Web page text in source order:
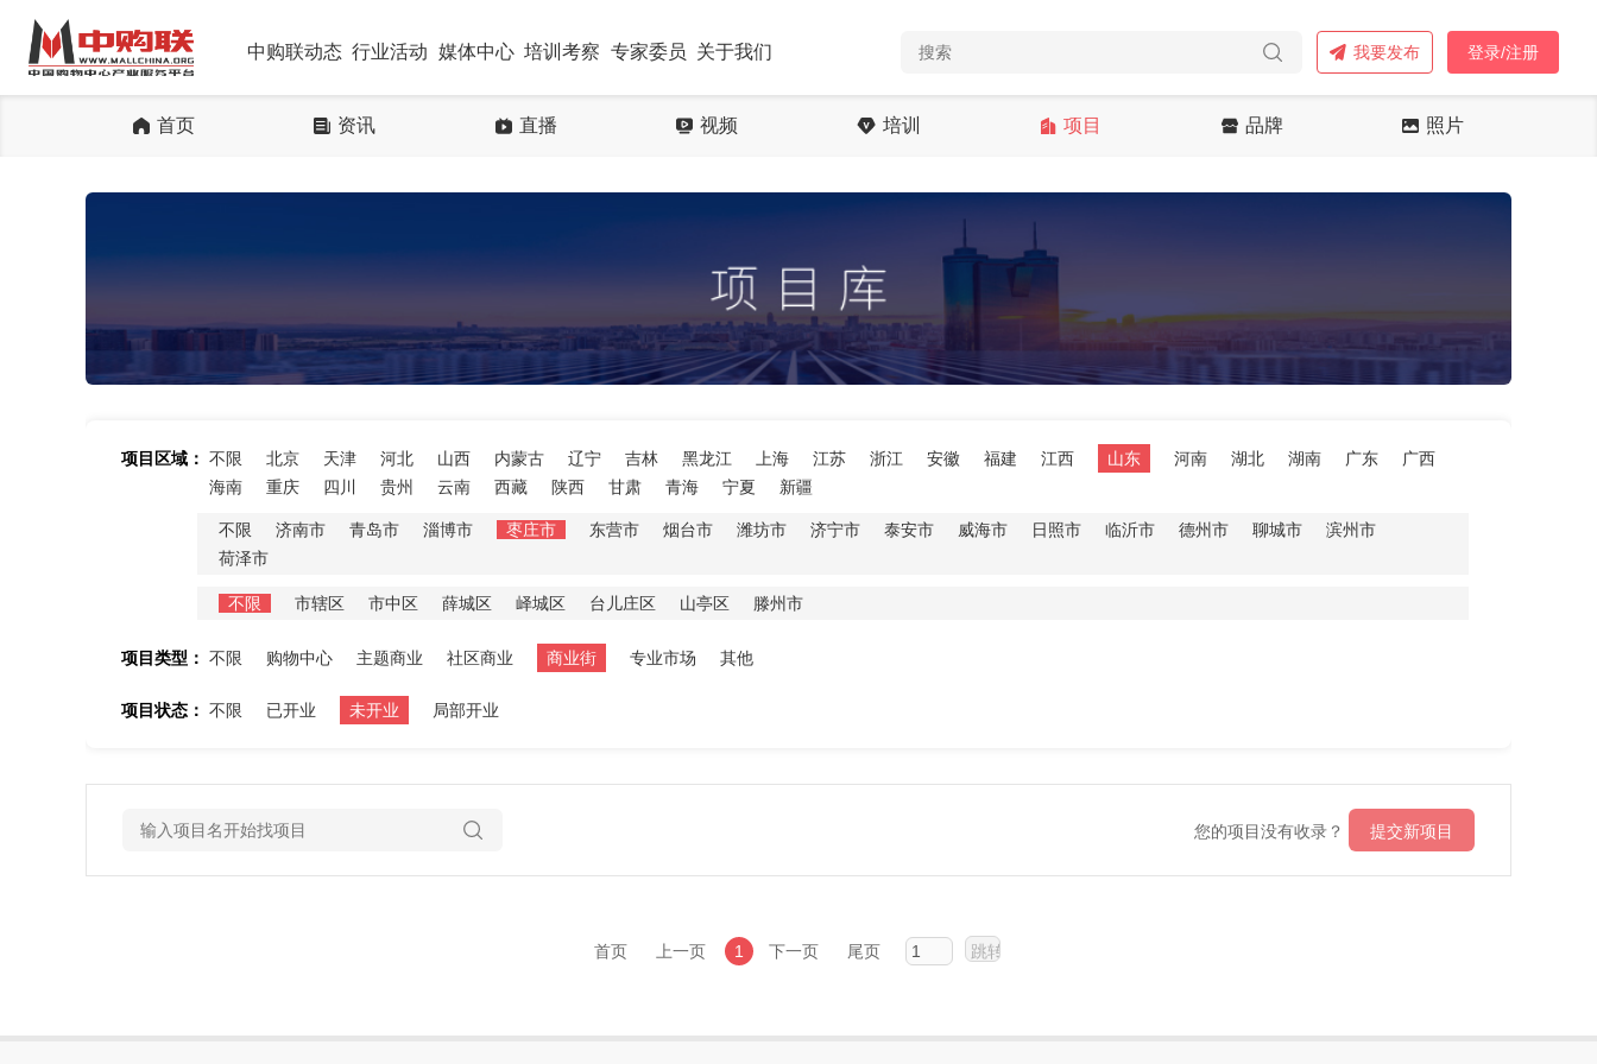
中购联动态 行业活动 媒体中心 培训考察 专家委员 关于我们 我要发布 登录/注册
首页 资讯 直播 视频 培训 项目 品牌 照片
项目区域： 不限 北京 天津 河北 山西 内蒙古 辽宁 吉林 黑龙江 上海 江苏 浙江 安徽 福建 江西 山东 河南 湖北 湖南 广东
广西
海南
重庆 四川 贵州 云南 西藏 陕西 甘肃 青海 宁夏 新疆
不限 济南市 青岛市 淄博市 枣庄市 东营市 烟台市 潍坊市 济宁市 泰安市 威海市 日照市 临沂市 德州市 聊城市
滨州市
荷泽市
不限 市辖区 市中区 薛城区 峄城区 台儿庄区 山亭区 滕州市
项目类型： 不限 购物中心 主题商业 社区商业 商业街 专业市场 其他
项目状态： 不限 已开业 未开业 局部开业
您的项目没有收录？ 提交新项目
首页 上一页 1 下一页 尾页